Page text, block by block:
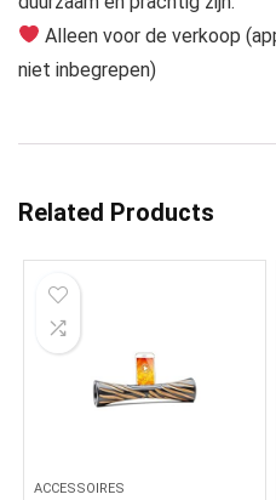
Alleen voor de verkoop
niet inbegrepen)
Related Products
ACCESSOIRES